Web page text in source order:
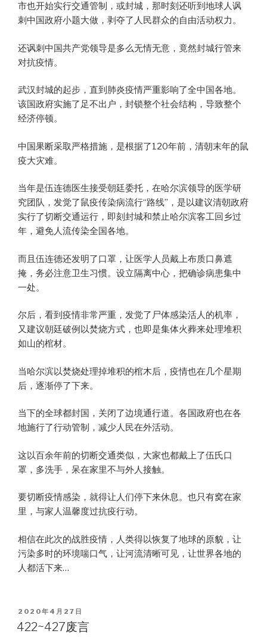
市也开始实行交通管制，或封城，那时刻还听到地球人讽
刺中国政府小题大做，剥夺了人民群众的自由活动权力。
还讽刺中国共产党领导是多么无情无意，竟然封城行管来
对抗疫情。
武汉封城的起步，直到肺炎疫情严重影响了全中国各地。
该国政府实施了足不出户，封锁整个社会结构，导致整个
经济停顿。
中国果断采取严格措施，是根据了120年前，清朝末年的鼠
疫大灾难。
当年是伍连德医生接受朝廷委托，在哈尔滨领导的医学研
究团队，发觉了鼠疫传染病流行“路线”，是以建议清朝政府
实行了切断交通运行，即刻封城和禁止哈尔滨客工回乡过
年，避免人流传染全国各地。
而且伍连德还发明了口罩，让医学人员戴上布质口鼻遮
掩，务必注意卫生习惯。设立隔离中心，把确诊病患集中
一处。
尔后，看到疫情非常严重，发觉了尸体感染活人的机率，
又建议朝廷破例以焚烧方式，也即是集体火葬来处理堆积
如山的棺材。
当哈尔滨以焚烧处理掉堆积的棺木后，疫情也在几个星期
后，逐渐停了下来。
当下的全球都封国，关闭了边境通行道。各国政府也在各
地施行了行动管制，减少人民在外活动。
这以百余年前的切断交通类似，大家也都戴上了伍氏口
罩，多洗手，呆在家里不与外人接触。
要切断疫情感染，就得让人们停下来休息。也只有窝在家
里，与家人温馨度过抗疫行动。
相信在此次的战胜疫情，人类得以恢复了地球的原貌，让
污染多时的环境喘口气，让河流清晰可见，让世界各地的
人都活下来…
POSTED
ON
2020年4月27日
422~427废言